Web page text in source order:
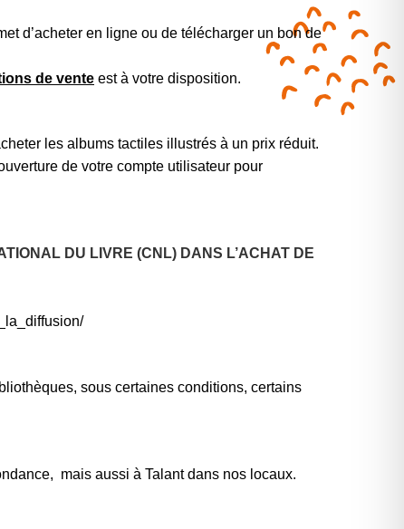
d’acheter en ligne ou de télécharger un bon de
de vente est à votre disposition.
les albums tactiles illustrés à un prix réduit.
de votre compte utilisateur pour
DU LIVRE (CNL) DANS L’ACHAT DE
sous certaines conditions, certains
mais aussi à Talant dans nos locaux.